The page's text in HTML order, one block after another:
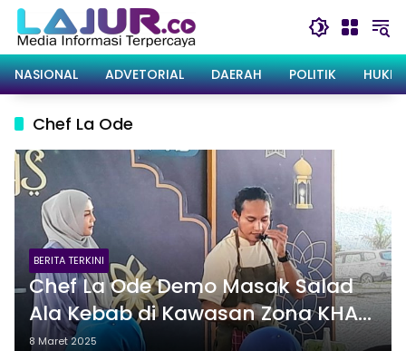
Langsung
konten
NASIONAL
ADVETORIAL DAERAH POLITIK
Chef La Ode
BERITA TERKINI
Chef La Ode Demo Masak Salad
Ala Kebab di Kawasan Zona KHAS
Al-Alam
8 Maret 2025